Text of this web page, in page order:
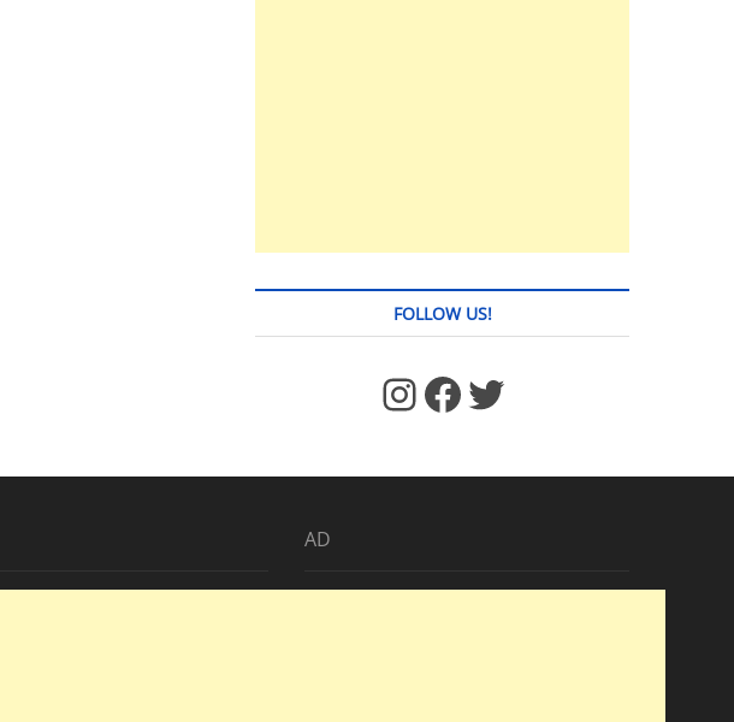
FOLLOW US!
https://www.facebook.com/jstages/ Facebook Twitter
AD